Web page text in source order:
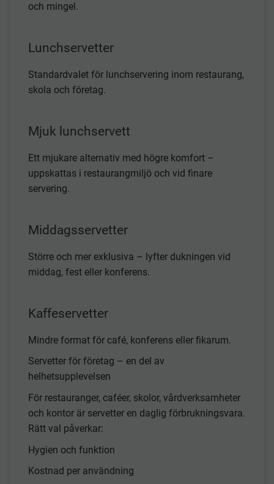
och mingel.
Lunchservetter
Standardvalet för lunchservering inom restaurang,
skola och företag.
Mjuk lunchservett
Ett mjukare alternativ med högre komfort –
uppskattas i restaurangmiljö och vid finare
servering.
Middagsservetter
Större och mer exklusiva – lyfter dukningen vid
middag, fest eller konferens.
Kaffeservetter
Mindre format för café, konferens eller fikarum.
Servetter för företag – en del av
helhetsupplevelsen
För restauranger, caféer, skolor, vårdverksamheter
och kontor är servetter en daglig förbrukningsvara.
Rätt val påverkar:
Hygien och funktion
Kostnad per användning